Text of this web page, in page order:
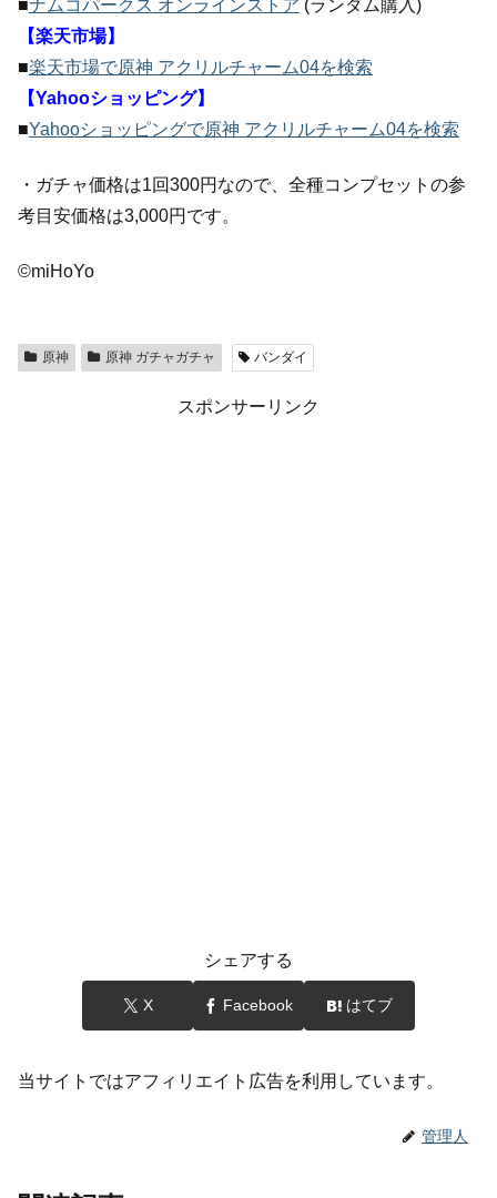
■ナムコパークス オンラインストア (ランダム購入)
【楽天市場】
■楽天市場で原神 アクリルチャーム04を検索
【Yahooショッピング】
■Yahooショッピングで原神 アクリルチャーム04を検索
・ガチャ価格は1回300円なので、全種コンプセットの参
考目安価格は3,000円です。
©miHoYo
原神 原神 ガチャガチャ バンダイ
スポンサーリンク
シェアする
X Facebook はてブ
当サイトではアフィリエイト広告を利用しています。
管理人